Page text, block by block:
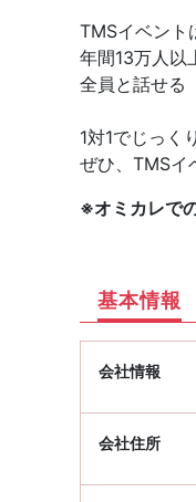
TMSイベント
年間13万人以
全員と話せる
1対1でじっく
ぜひ、TMSイ
※オミカレで
基本情報
会社情報
会社住所